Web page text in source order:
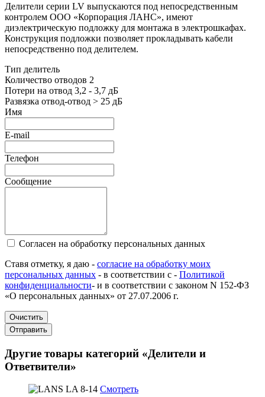
Делители серии LV выпускаются под непосредственным
контролем ООО «Корпорация ЛАНС», имеют
диэлектрическую подложку для монтажа в электрошкафах.
Конструкция подложки позволяет прокладывать кабели
непосредственно под делителем.
Тип делитель
Количество отводов 2
Потери на отвод 3,2 - 3,7 дБ
Развязка отвод-отвод > 25 дБ
Имя
E-mail
Телефон
Сообщение
Согласен на обработку персональных данных
Ставя отметку, я даю - согласие на обработку моих
персональных данных - в соответствии с - Политикой
конфиденциальности- и в соответствии с законом N 152-ФЗ
«О персональных данных» от 27.07.2006 г.
Очистить
Отправить
Другие товары категорий «Делители и
Ответвители»
Смотреть